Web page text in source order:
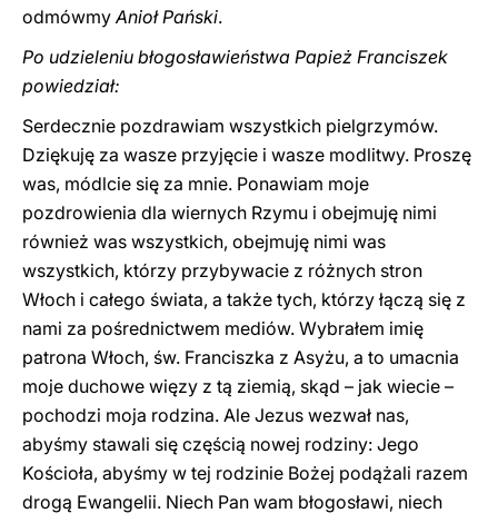
odmówmyAnioł Pański.
Po udzieleniu błogosławieństwa Papież Franciszek
powiedział:
Serdecznie pozdrawiam wszystkich pielgrzymów.
Dziękuję za wasze przyjęcie i wasze modlitwy. Proszę
was, módlcie się za mnie. Ponawiam moje
pozdrowienia dla wiernych Rzymu i obejmuję nimi
również was wszystkich, obejmuję nimi was
wszystkich, którzy przybywacie z różnych stron
Włoch i całego świata, a także tych, którzy łączą się z
nami za pośrednictwem mediów. Wybrałem imię
patrona Włoch, św. Franciszka z Asyżu, a to umacnia
moje duchowe więzy z tą ziemią, skąd – jak wiecie –
pochodzi moja rodzina. Ale Jezus wezwał nas,
abyśmy stawali się częścią nowej rodziny: Jego
Kościoła, abyśmy w tej rodzinie Bożej podążali razem
drogą Ewangelii. Niech Pan wam błogosławi, niech